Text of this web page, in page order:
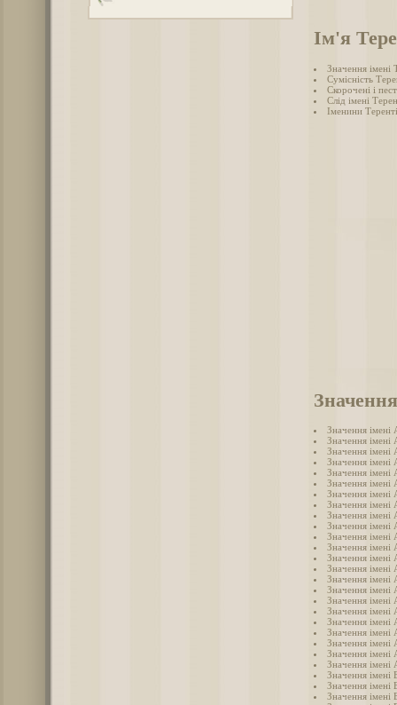
Ім'я
Значення імені
Сумісність
Скорочені і
Слід імені
Іменини
Значення імені
Значення імені
Значення імені
Значення імені
Значення імені
Значення імені
Значення імені
Значення імені
Значення імені
Значення імені
Значення імені
Значення імені
Значення імені
Значення імені
Значення імені
Значення імені
Значення імені
Значення імені
Значення імені
Значення імені
Значення імені
Значення імені
Значення імені
Значення імені
Значення імені
Значення імені